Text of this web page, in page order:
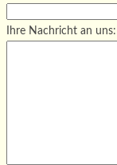
Ihre Nachricht an uns: